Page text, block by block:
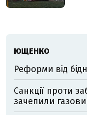
ЮЩЕНКО
Реформи від
Санкції проти
зачепили